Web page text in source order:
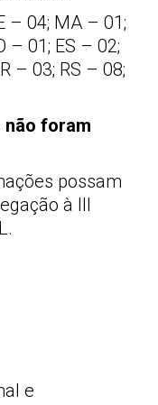
– 04; MA – 01;
– 01; ES – 02;
– 03; RS – 08;
não foram
possam
à III
e